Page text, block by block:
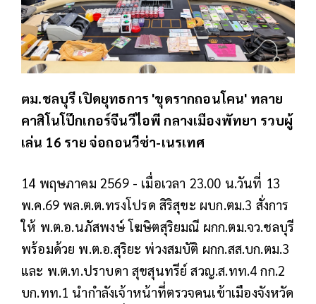
ตม.ชลบุรี เปิดยุทธการ 'ขุดรากถอนโคน' ทลาย
คาสิโนโป๊กเกอร์จีนวีไอพี กลางเมืองพัทยา รวบผู้
เล่น 16 ราย จ่อถอนวีซ่า-เนรเทศ
14 พฤษภาคม 2569 - เมื่อเวลา 23.00 น.วันที่ 13
พ.ค.69 พล.ต.ต.ทรงโปรด สิริสุขะ ผบก.ตม.3 สั่งการ
ให้ พ.ต.อ.นภัสพงษ์ โฆษิตสุริยมณี ผกก.ตม.จว.ชลบุรี
พร้อมด้วย พ.ต.อ.สุริยะ พ่วงสมบัติ ผกก.สส.บก.ตม.3
และ พ.ต.ท.ปราบดา สุขสุนทรีย์ สวญ.ส.ทท.4 กก.2
บก.ทท.1 นำกำลังเจ้าหน้าที่ตรวจคนเข้าเมืองจังหวัด